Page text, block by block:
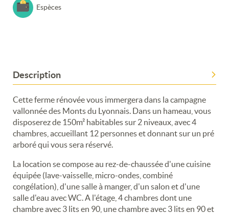
Description
Cette ferme rénovée vous immergera dans la campagne
vallonnée des Monts du Lyonnais. Dans un hameau, vous
disposerez de 150m² habitables sur 2 niveaux, avec 4
chambres, accueillant 12 personnes et donnant sur un pré
arboré qui vous sera réservé.
La location se compose au rez-de-chaussée d'une cuisine
équipée (lave-vaisselle, micro-ondes, combiné
congélation), d'une salle à manger, d'un salon et d'une
salle d'eau avec WC. A l'étage, 4 chambres dont une
chambre avec 3 lits en 90, une chambre avec 3 lits en 90 et
Espèces